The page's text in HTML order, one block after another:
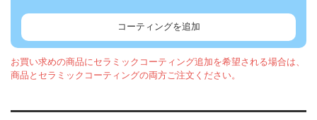
コーティングを追加
お買い求めの商品にセラミックコーティング追加を希望される場合は、
商品とセラミックコーティングの両方ご注文ください。